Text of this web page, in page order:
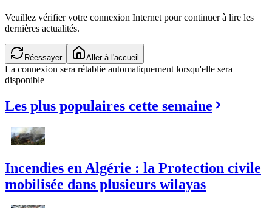
Veuillez vérifier votre connexion Internet pour continuer à lire les
dernières actualités.
Réessayer Aller à l'accueil
La connexion sera rétablie automatiquement lorsqu'elle sera
disponible
Les plus populaires cette semaine
Incendies en Algérie : la Protection civile
mobilisée dans plusieurs wilayas